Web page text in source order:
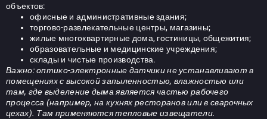
объектов:
офисные и административные здания;
торгово-развлекательные центры, магазины;
жилые многоквартирные дома, гостиницы, общежития;
образовательные и медицинские учреждения;
склады и чистые производства.
Важно: оптико-электронные датчики не устанавливают в
помещениях с высокой запыленностью, влажностью или
там, где выделение дыма является частью рабочего
процесса (например, на кухнях ресторанов или в сварочных
цехах). Там применяются тепловые извещатели.